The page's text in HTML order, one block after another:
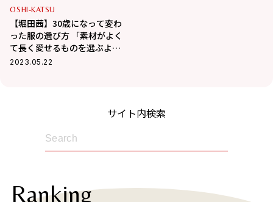
OSHI-KATSU
【堀田茜】30歳になって変わ
った服の選び方 「素材がよく
て長く愛せるものを選ぶよう
に」
2023.05.22
サイト内検索
Ranking